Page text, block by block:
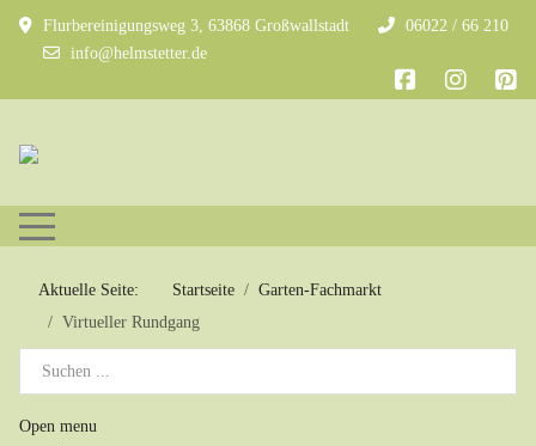
Flurbereinigungsweg 3, 63868 Großwallstadt
06022 / 66 210
info@helmstetter.de
Mobile Menu Toggle
Aktuelle Seite: Startseite
Garten-Fachmarkt
Virtueller Rundgang
Open menu